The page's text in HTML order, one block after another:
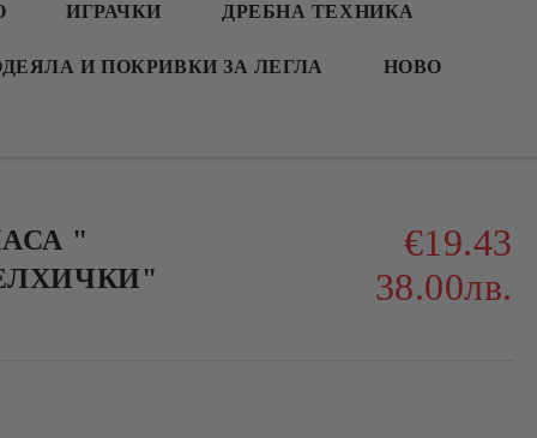
ИГРАЧКИ ДРЕБНА ТЕХНИКА
И ПОКРИВКИ ЗА ЛЕГЛА НОВО
"
€19.43
38.00лв.